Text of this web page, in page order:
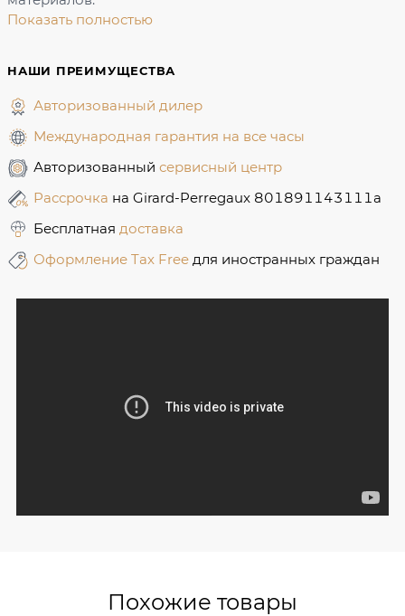
Показать полностью
НАШИ ПРЕИМУЩЕСТВА
Авторизованный дилер
Международная гарантия на все часы
Авторизованный сервисный центр
Рассрочка на Girard-Perregaux 801891143111a
Бесплатная доставка
Оформление Tax Free для иностранных граждан
Похожие товары